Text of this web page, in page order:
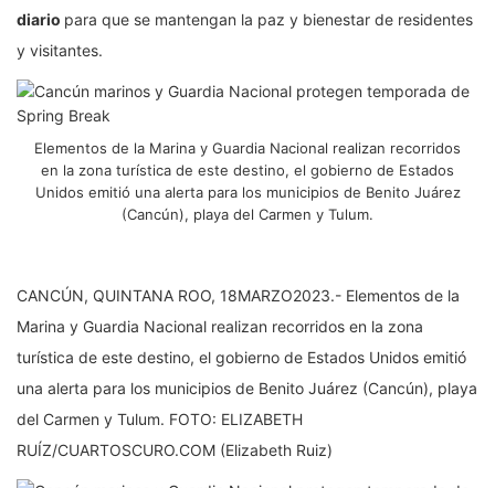
diario para que se mantengan la paz y bienestar de residentes
y visitantes.
Elementos de la Marina y Guardia Nacional realizan recorridos
en la zona turística de este destino, el gobierno de Estados
Unidos emitió una alerta para los municipios de Benito Juárez
(Cancún), playa del Carmen y Tulum.
CANCÚN, QUINTANA ROO, 18MARZO2023.- Elementos de la
Marina y Guardia Nacional realizan recorridos en la zona
turística de este destino, el gobierno de Estados Unidos emitió
una alerta para los municipios de Benito Juárez (Cancún), playa
del Carmen y Tulum. FOTO: ELIZABETH
RUÍZ/CUARTOSCURO.COM (Elizabeth Ruiz)